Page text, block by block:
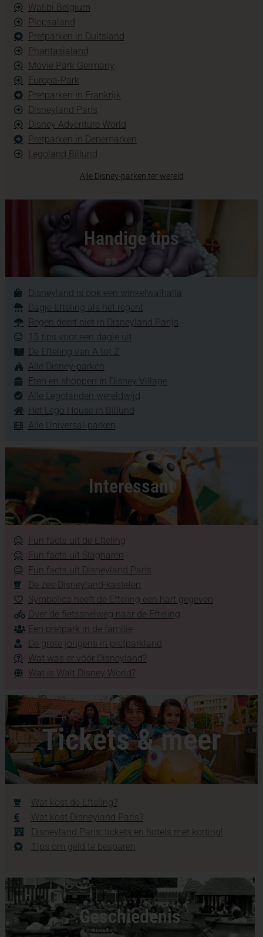
Walibi Belgium
Plopsaland
Pretparken in Duitsland
Phantasialand
Movie Park Germany
Europa-Park
Pretparken in Frankrijk
Disneyland Paris
Disney Adventure World
Pretparken in Denemarken
Legoland Billund
Alle Disney-parken ter wereld
Handige tips
Disneyland is ook een winkelwalhalla
Dagje Efteling als het regent
Regen deert niet in Disneyland Parijs
15 tips voor een dagje uit
De Efteling van A tot Z
Alle Disney-parken
Eten en shoppen in Disney Village
Alle Legolanden wereldwijd
Het Lego House in Billund
Alle Universal-parken
Interessant
Fun facts uit de Efteling
Fun facts uit Slagharen
Fun facts uit Disneyland Paris
De zes Disneyland-kastelen
Symbolica heeft de Efteling een hart gegeven
Over de fietssnelweg naar de Efteling
Een pretpark in de familie
De grote jongens in pretparkland
Wat was er vóór Disneyland?
Wat is Walt Disney World?
Tickets & meer
Wat kost de Efteling?
Wat kost Disneyland Paris?
Disneyland Paris: tickets en hotels met korting!
Tips om geld te besparen
Geschiedenis